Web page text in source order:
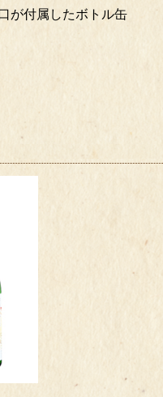
が付属したボトル缶